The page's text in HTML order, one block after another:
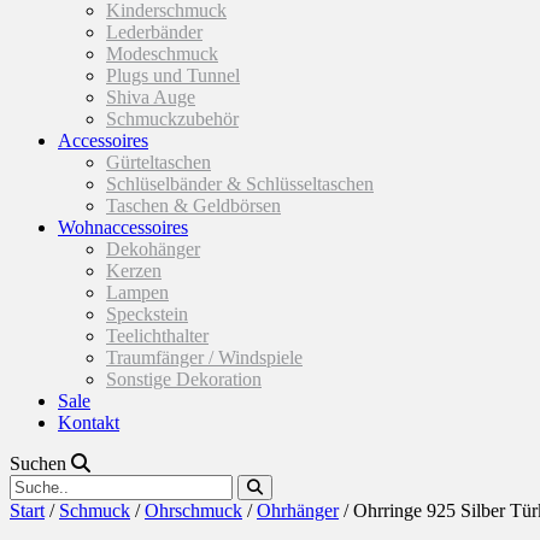
Kinderschmuck
Lederbänder
Modeschmuck
Plugs und Tunnel
Shiva Auge
Schmuckzubehör
Accessoires
Gürteltaschen
Schlüselbänder & Schlüsseltaschen
Taschen & Geldbörsen
Wohnaccessoires
Dekohänger
Kerzen
Lampen
Speckstein
Teelichthalter
Traumfänger / Windspiele
Sonstige Dekoration
Sale
Kontakt
Suchen
Start / Schmuck /Ohrschmuck /Ohrhänger/ Ohrringe 925 Silber